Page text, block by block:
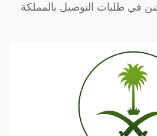
في طلبات التوصيل بالمملكة